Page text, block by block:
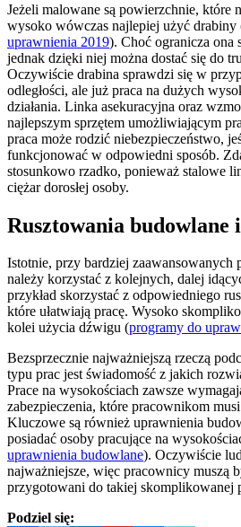
Jeżeli malowane są powierzchnie, które
wysoko wówczas najlepiej użyć drabiny
uprawnienia 2019). Choć ogranicza ona
jednak dzięki niej można dostać się do
Oczywiście drabina sprawdzi się w
odległości, ale już praca na dużych
działania. Linka asekuracyjna oraz
najlepszym sprzętem umożliwiającym
praca może rodzić niebezpieczeństwo,
funkcjonować w odpowiedni sposób.
stosunkowo rzadko, ponieważ stalowe
ciężar dorosłej osoby.
Rusztowania budowlane
Istotnie, przy bardziej zaawansowanych
należy korzystać z kolejnych, dalej
przykład skorzystać z odpowiedniego
które ułatwiają pracę. Wysoko
kolei użycia dźwigu (programy do
Bezsprzecznie najważniejszą rzeczą
typu prac jest świadomość z jakich
Prace na wysokościach zawsze
zabezpieczenia, które pracownikom
Kluczowe są również uprawnienia
posiadać osoby pracujące na
uprawnienia budowlane). Oczywiście
najważniejsze, więc pracownicy muszą
przygotowani do takiej skomplikowanej
Podziel się: